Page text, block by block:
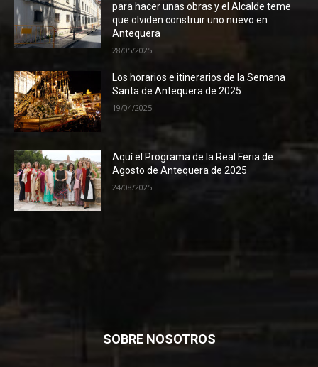
para hacer unas obras y el Alcalde teme
que olviden construir uno nuevo en
Antequera
28/05/2025
Los horarios e itinerarios de la Semana
Santa de Antequera de 2025
19/04/2025
Aquí el Programa de la Real Feria de
Agosto de Antequera de 2025
24/08/2025
SOBRE NOSOTROS